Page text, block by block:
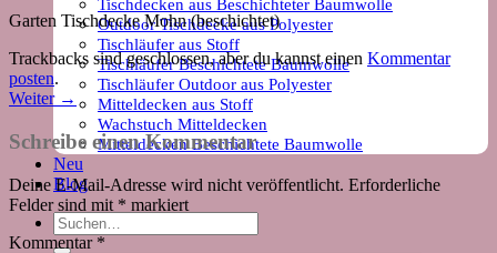
Tischdecken aus Beschichteter Baumwolle
Outdoor Tischdecke aus Polyester
Tischläufer aus Stoff
Tischläufer Beschichtete Baumwolle
Tischläufer Outdoor aus Polyester
Mitteldecken aus Stoff
Wachstuch Mitteldecken
Mitteldecken Beschichtete Baumwolle
Neu
Blog
Suchen
nach:
Garten Tischdecke Mohn (beschichtet)
Trackbacks sind geschlossen, aber du kannst einen Kommentar
posten.
Weiter →
Schreibe einen Kommentar
Deine E-Mail-Adresse wird nicht veröffentlicht. Erforderliche
Felder sind mit * markiert
Kommentar *